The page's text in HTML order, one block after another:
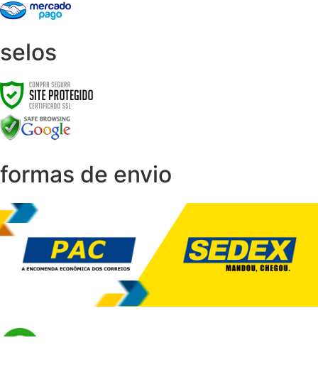
selos
formas de envio